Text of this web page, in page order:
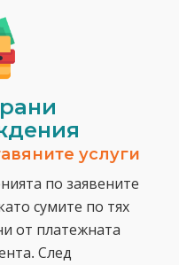
услуги
по заявените
сумите по тях
от платежната
След